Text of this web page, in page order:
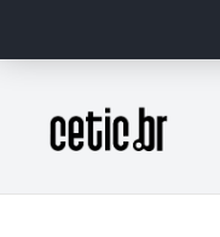
Página inicial